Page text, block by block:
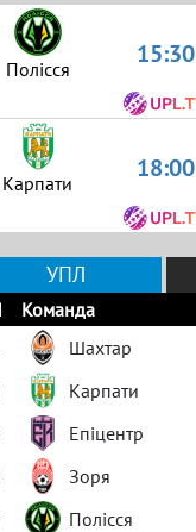
Полісся 15:30
Карпати 18:00
УПЛ
Команда
Шахтар
Карпати
Епіцентр
Зоря
Полісся